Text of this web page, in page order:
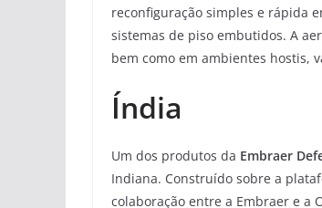
reconfiguração simples e rápida
sistemas de piso embutidos. A
bem como em ambientes hostis,
Índia
Um dos produtos da Embraer
Indiana. Construído sobre a
colaboração entre a Embraer e a